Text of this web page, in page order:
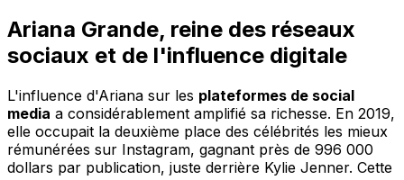
Ariana Grande, reine des réseaux
sociaux et de l'influence digitale
L'influence d'Ariana sur les plateformes de social
media a considérablement amplifié sa richesse. En 2019,
elle occupait la deuxième place des célébrités les mieux
rémunérées sur Instagram, gagnant près de 996 000
dollars par publication, juste derrière Kylie Jenner. Cette